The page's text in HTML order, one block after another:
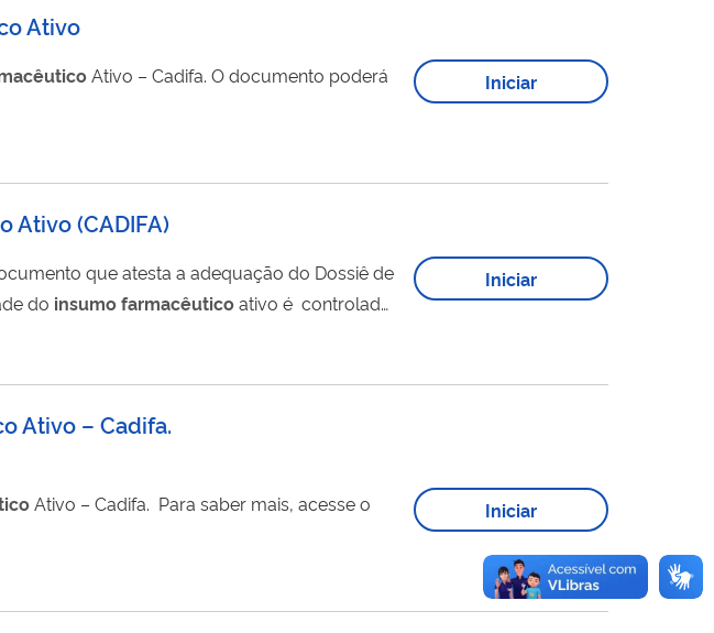
Ativo
Ativo – Cadifa. O documento poderá
Iniciar
Ativo (CADIFA)
que atesta a adequação do Dossiê de
do insumofarmacêuticoativo é controlada
Iniciar
Ativo – Cadifa.
Ativo – Cadifa. Para saber mais, acesse o
Iniciar